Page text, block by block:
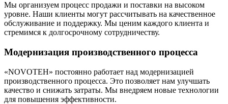
Мы организуем процесс продажи и поставки на высоком
уровне. Наши клиенты могут рассчитывать на качественное
обслуживание и поддержку. Мы ценим каждого клиента и
стремимся к долгосрочному сотрудничеству.
Модернизация производственного процесса
«NOVOTEH» постоянно работает над модернизацией
производственного процесса. Это позволяет нам улучшать
качество и снижать затраты. Мы внедряем новые технологии
для повышения эффективности.